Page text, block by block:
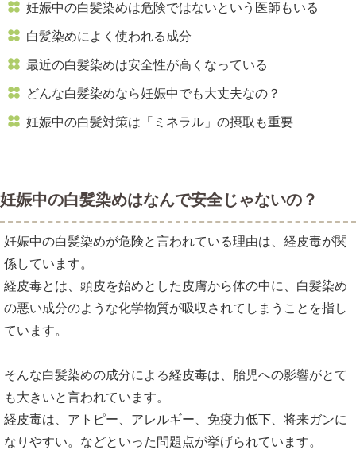
妊娠中の白髪染めは危険ではないという医師もいる
白髪染めによく使われる成分
最近の白髪染めは安全性が高くなっている
どんな白髪染めなら妊娠中でも大丈夫なの？
妊娠中の白髪対策は「ミネラル」の摂取も重要
妊娠中の白髪染めはなんで安全じゃないの？
妊娠中の白髪染めが危険と言われている理由は、経皮毒が関
係しています。
経皮毒とは、頭皮を始めとした皮膚から体の中に、白髪染め
の悪い成分のような化学物質が吸収されてしまうことを指し
ています。
そんな白髪染めの成分による経皮毒は、胎児への影響がとて
も大きいと言われています。
経皮毒は、アトピー、アレルギー、免疫力低下、将来ガンに
なりやすい。などといった問題点が挙げられています。